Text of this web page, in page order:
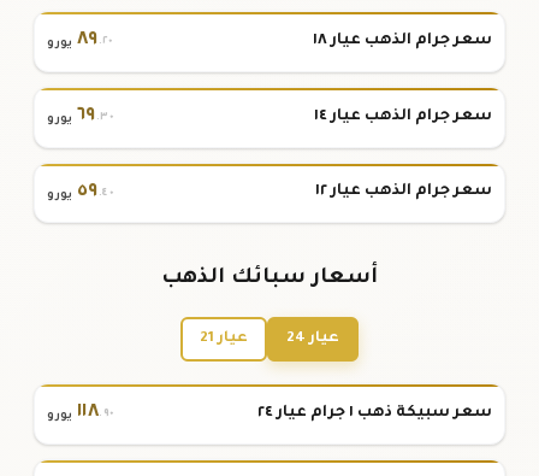
سعر جرام الذهب عيار ١٨ ٨٩.٢٠ يورو
سعر جرام الذهب عيار ١٤ ٦٩.٣٠ يورو
سعر جرام الذهب عيار ١٢ ٥٩.٤٠ يورو
أسعار سبائك الذهب
عيار 24 عيار 21
سعر سبيكة ذهب ١ جرام عيار ٢٤ ١١٨.٩٠ يورو